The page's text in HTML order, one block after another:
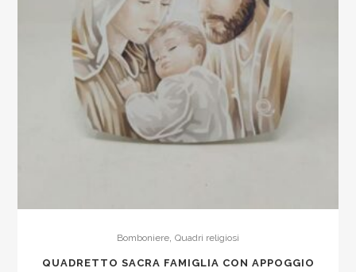
Bomboniere, Quadri religiosi
QUADRETTO SACRA FAMIGLIA CON APPOGGIO